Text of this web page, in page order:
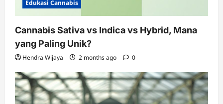
Edukasi Cannabis
Cannabis Sativa vs Indica vs Hybrid, Mana
yang Paling Unik?
Hendra Wijaya 2 months ago 0